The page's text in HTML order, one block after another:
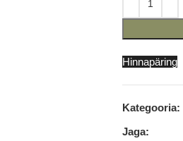
Hinnapäring
Kategooria:
Jaga: